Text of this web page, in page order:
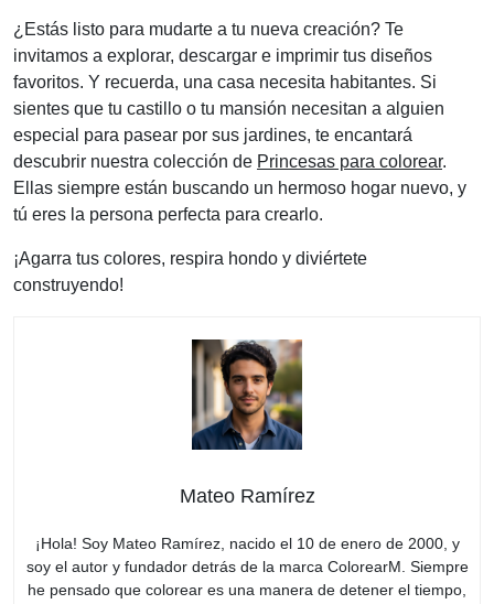
¿Estás listo para mudarte a tu nueva creación? Te
invitamos a explorar, descargar e imprimir tus diseños
favoritos. Y recuerda, una casa necesita habitantes. Si
sientes que tu castillo o tu mansión necesitan a alguien
especial para pasear por sus jardines, te encantará
descubrir nuestra colección de Princesas para colorear.
Ellas siempre están buscando un hermoso hogar nuevo, y
tú eres la persona perfecta para crearlo.
¡Agarra tus colores, respira hondo y diviértete
construyendo!
Mateo Ramírez
¡Hola! Soy Mateo Ramírez, nacido el 10 de enero de 2000, y
soy el autor y fundador detrás de la marca ColorearM. Siempre
he pensado que colorear es una manera de detener el tiempo,